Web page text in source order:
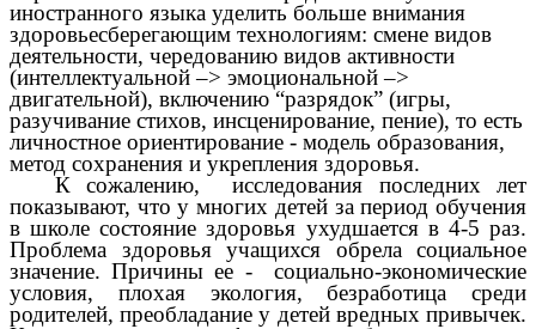
иностранного языка уделить больше внимания
здоровьесберегающим технологиям: смене видов
деятельности, чередованию видов активности
(интеллектуальной –> эмоциональной –>
двигательной), включению “разрядок” (игры,
разучивание стихов, инсценирование, пение), то есть
личностное ориентирование - модель образования,
метод сохранения и укрепления здоровья.
К сожалению, исследования последних лет
показывают, что у многих детей за период обучения
в школе состояние здоровья ухудшается в 4-5 раз.
Проблема здоровья учащихся обрела социальное
значение. Причины ее - социально-экономические
условия, плохая экология, безработица среди
родителей, преобладание у детей вредных привычек.